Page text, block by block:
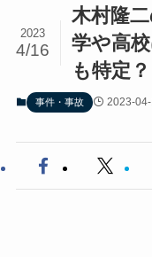
木村隆
学や高
も特定？
2023
4/16
事件・事故 2023-